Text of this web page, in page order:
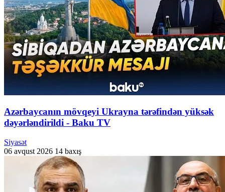
Azərbaycanın mövqeyi Ukrayna tərəfindən yüksək
dəyərləndirildi - Baku TV
Siyasət
06 avqust 2026 14 baxış